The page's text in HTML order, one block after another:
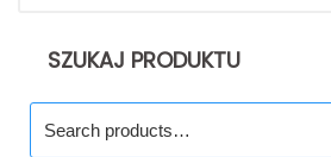
SZUKAJ PRODUKTU
for: